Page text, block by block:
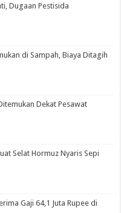
Dugaan Pestisida
di Sampah, Biaya Ditagih
Dekat Pesawat
Selat Hormuz Nyaris Sepi
Gaji 64,1 Juta Rupee di